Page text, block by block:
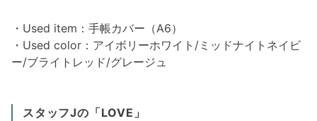
・Used item：手帳カバー（A6）
・Used color：アイボリーホワイト/ミッドナイトネイビ
ー/ブライトレッド/グレージュ
スタッフJの「LOVE」